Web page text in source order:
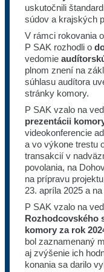
uskutočnili
súdov a krajských
V rámci rokovania
P SAK rozhodli o
vedomie
plnom znení na
súhlasu audítora
stránky komory.
P SAK vzalo na
prezentácii
videokonferencie
a vo výkone trestu
transakcií v
povolania, na
na prípravu
23. apríla 2025 a
P SAK vzalo na
Rozhodcovského
komory za rok
bol zaznamenaný
aj zvýšenie ich
konania sa darilo